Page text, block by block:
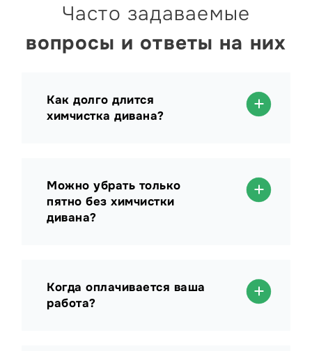
Часто задаваемые
вопросы и ответы на них
Как долго длится
химчистка дивана?
Можно убрать только
пятно без химчистки
дивана?
Когда оплачивается ваша
работа?